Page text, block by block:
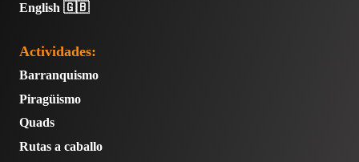
English 🇬🇧
Actividades:
Barranquismo
Piragüismo
Quads
Rutas a caballo